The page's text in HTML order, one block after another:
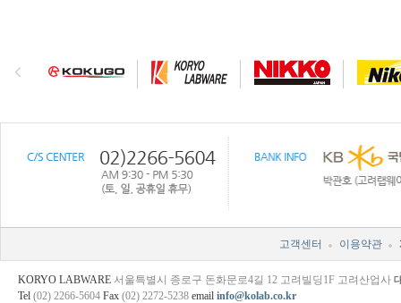
고객센터 이용약관
KORYO LABWARE 서울특별시 종로구 돈화문로4길 12 고려빌딩1F 고려산업사
Tel (02) 2266-5604 Fax (02) 2272-5238 email info@kolab.co.kr